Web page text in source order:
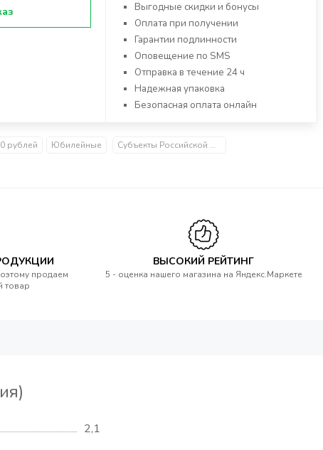
Выгодные скидки и бонусы
Оплата при получении
Гарантии подлинности
Оповещение по SMS
Отправка в течение 24 ч
Надежная упаковка
Безопасная оплата онлайн
рублей Юбилейные Субъекты Российской Федерации
продаем
товар
ВЫСОКИЙ РЕЙТИНГ
5 - оценка нашего магазина на Яндекс.Маркете
2,1